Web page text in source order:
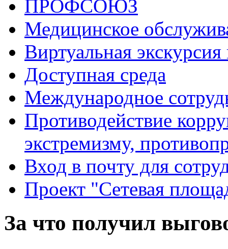
ПРОФСОЮЗ
Медицинское
Виртуальная
Доступная среда
Международное
Противодействие
экстремизму,
Вход в почту для
Проект "Сетевая
За что получил